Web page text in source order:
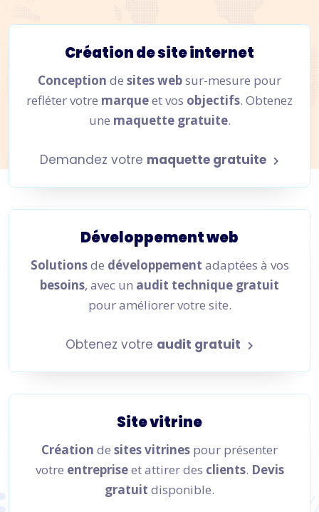
Création de site internet
Conception de sites websur-mesure pour
refléter votre marqueet vos objectifs. Obtenez
une maquette gratuite.
Demandez votre maquette gratuite
Développement web
Solutionsde développement adaptées à vos
besoins, avec un audit technique gratuit
pour améliorer votre site.
Obtenez votre audit gratuit
Site vitrine
Création de sites vitrines pour présenter
votre entrepriseet attirer des clients. Devis
gratuit disponible.